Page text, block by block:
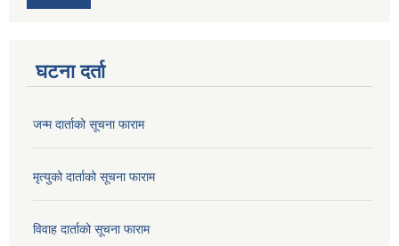
घटना दर्ता
जन्म दार्ताको सूचना फाराम
मृत्युको दार्ताको सूचना फाराम
विवाह दार्ताको सूचना फाराम